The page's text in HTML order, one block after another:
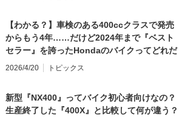
【わかる？】車検のある400ccクラスで発売
からもう4年……だけど2024年まで『ベスト
セラー』を誇ったHondaのバイクってどれだ
と思う？
2026/4/20 トピックス
新型『NX400』ってバイク初心者向けなの？
生産終了した『400X』と比較して何が違う？